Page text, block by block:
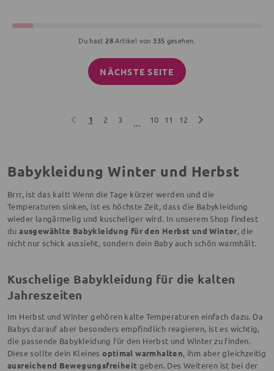
Du hast 28Artikel von335 gesehen.
NÄCHSTE SEITE
1 2 3 10 11 12
Babykleidung Winter und Herbst
Brrr, ist das kalt! Wenn die Tage kürzer werden und die
Temperaturen sinken, ist es höchste Zeit, dass die Babykleidung
wieder langärmelig und kuscheliger wird. In unserem Shop findest
duausgewählte Babykleidung für den Herbst und Winter, die
nicht nur schick aussieht, sondern dein Baby auch schön warmhält.
Kuschelige Babykleidung für die kalten
Jahreszeiten
Im Herbst und Winter gehören kalte Temperaturen einfach dazu. Da
Babys darauf aber besonders empfindlich reagieren, ist es wichtig,
die passende Babykleidung für den Herbst und Winter zu finden.
Diese sollte dein Kleinesoptimal warmhalten, ihm aber gleichzeitig
ausreichend Bewegungsfreiheit geben. Des Weiteren ist bei der